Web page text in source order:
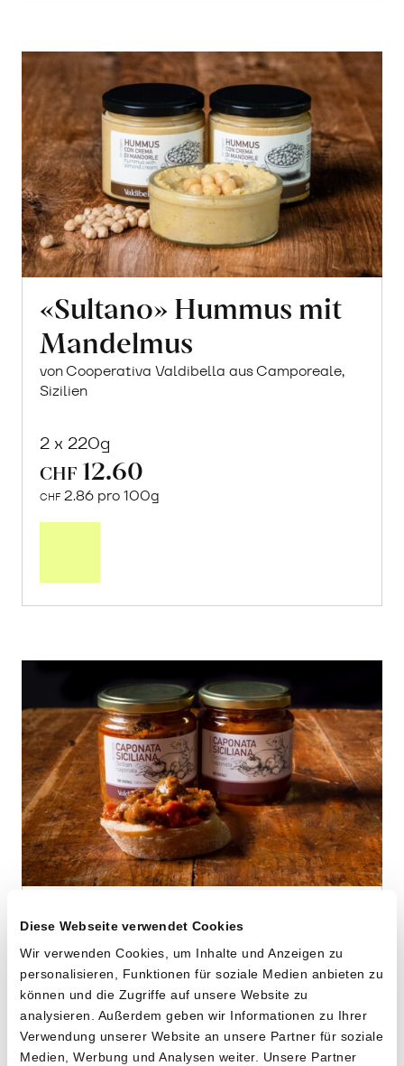
Diese Webseite verwendet Cookies
Wir verwenden Cookies, um Inhalte und Anzeigen zu
personalisieren, Funktionen für soziale Medien anbieten zu
können und die Zugriffe auf unsere Website zu
analysieren. Außerdem geben wir Informationen zu Ihrer
Verwendung unserer Website an unsere Partner für soziale
Medien, Werbung und Analysen weiter. Unsere Partner
«Sultano» Hummus mit
Mandelmus
von Cooperativa Valdibella aus Camporeale,
Sizilien
2 x 220g
CHF 12.60
CHF 2.86 pro 100g
Caponata
von Cooperativa Valdibella aus Camporeale,
Sizilien
2 x 290g
CHF17.20